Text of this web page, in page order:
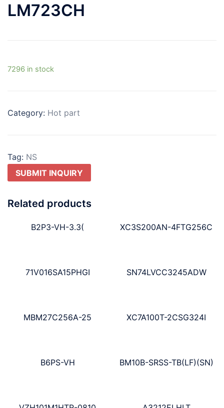
LM723CH
7296 in stock
Category: Hot part
Tag: NS
SUBMIT INQUIRY
Related products
B2P3-VH-3.3( XC3S200AN-4FTG256C
71V016SA15PHGI SN74LVCC3245ADW
MBM27C256A-25 XC7A100T-2CSG324I
B6PS-VH BM10B-SRSS-TB(LF)(SN)